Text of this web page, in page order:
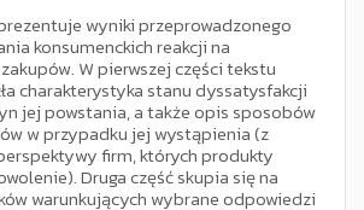
wyniki przeprowadzonego
konsumenckich reakcji na
W pierwszej części tekstu
charakterystyka stanu dyssatysfakcji
jej powstania, a także opis sposobów
w przypadku jej wystąpienia (z
firm, których produkty
Druga część skupia się na
warunkujących wybrane odpowiedzi